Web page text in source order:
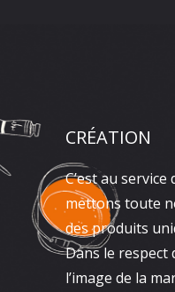
CRÉATION
C’est au
mettons toute
des produits
Dans le respect
l’image de la